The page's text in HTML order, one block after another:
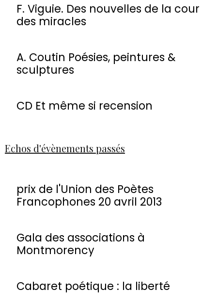
F. Viguie. Des nouvelles de la cour
des miracles
A. Coutin Poésies, peintures &
sculptures
CD Et même si recension
Echos d'évènements passés
prix de l'Union des Poètes
Francophones 20 avril 2013
Gala des associations à
Montmorency
Cabaret poétique : la liberté